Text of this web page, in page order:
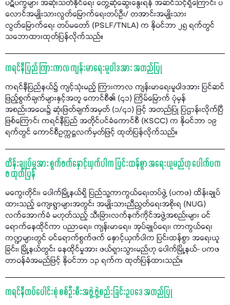
ပဋိပက္ခများ အဆုံးသတ်နိုင်ရေး တွေ့ဆုံဆွေးနွေးရန် အဆင်သင့်ရှိကြောင်း ပ
လောင်အမျိုးသားလွတ်မြောက်ရေးတပ်ဦး/ တအာင်းအမျိုးသား
လွတ်မြောက်ရေး တပ်မတော် (PSLF/TNLA) က နိုဝင်ဘာ ၂၅ ရက်တွင်
သဘောထားထုတ်ပြန်လိုက်သည်။
ကရင်နီပြည် ကြားကာလ ကျန်းမာရေးမူဝါဒအား အတည်ပြု
ကရင်နီပြည်နယ်၌ ကျင့်သုံးမည့် ကြားကာလ ကျန်းမာရေးမူဝါဒအား ပြင်ဆင်
ဖြည့်စွက်ချက်များနှင့်အတူ ကောင်စီ၏ (၄၁) ကြိမ်မြောက် ပုံမှန်
အစည်းအဝေး၌ ဆုံးဖြတ်ချက်အမှတ် (၁/၄၁) ဖြင့် အတည်ပြု ပြဌာန်းလိုက်ပြီ
ဖြစ်ကြောင်း ကရင်နီပြည် အတိုင်ပင်ခံကောင်စီ (KSCC) က နိုဝင်ဘာ ၁၉
ရက်တွင် ကောင်စီဥက္ကဋ္ဌလက်မှတ်ဖြင့် ထုတ်ပြန်လိုက်သည်။
ထိန်းချုပ်မှုအား စွက်ဖက်နှောင့်ယှက်ပါက ပြင်းထန်စွာ အရေးယူမည်ဟု ပေါက်ပက
ဖ ထုတ်ပြန်
မကွေးတိုင်း၊ ပေါက်မြို့နယ်ရှိ ပြည်သူ့ကာကွယ်ရေးတပ်ဖွဲ့ (ပကဖ) ထိန်းချုပ်
ထားသည့် ကျေးရွာများအတွင်း အမျိုးသားညီညွတ်ရေးအစိုးရ (NUG)
လက်အောက်ခံ မဟုတ်သည့် သီးခြားလက်နက်ကိုင်အဖွဲ့အစည်းများ ဝင်
ရောက်နေထိုင်ကာ ပညာရေး၊ ကျန်းမာရေး၊ အုပ်ချုပ်ရေး၊ ကာကွယ်ရေး
ကဏ္ဍများတွင် ဝင်ရောက်စွက်ဖက် နှောင့်ယှက်ပါက ပြင်းထန်စွာ အရေးယူ
ခြင်း၊ မြို့နယ်တွင်း နေထိုင်မှုအား ဖယ်ရှားသွားမည်ဟု ပေါက်မြို့နယ်- ပကဖ
တာဝန်ခံအမည်ဖြင့် နိုဝင်ဘာ ၁၃ ရက်က ထုတ်ပြန်ထားသည်။
ကရင်နီတပ်ပေါင်းစုံ စစ်ဦးစီးအဖွဲ့ ဖွဲ့စည်းခြင်းဥပဒေ အတည်ပြု